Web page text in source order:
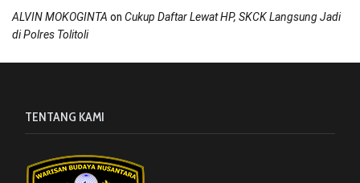
ALVIN MOKOGINTA on Cukup Daftar Lewat HP, SKCK Langsung Jadi
di Polres Tolitoli
TENTANG KAMI